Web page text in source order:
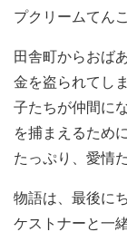
プクリームてん
田舎町からおば
金を盗られてし
子たちが仲間に
を捕まえるため
たっぷり、愛情
物語は、最後に
ケストナーと一